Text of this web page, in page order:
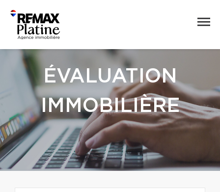
ÉVALUATION
IMMOBILIÈRE